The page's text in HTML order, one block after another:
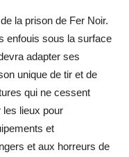
la prison de Fer Noir.
enfouis sous la surface
adapter ses
unique de tir et de
qui ne cessent
les lieux pour
et
et aux horreurs de